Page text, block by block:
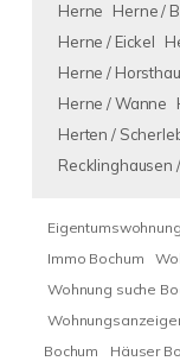
Herne
Herne /
Herne / Eickel
Herne /
Herne / Wanne
Herten /
Recklinghausen
Immo Bochum
Wohnung suche
Bochum
Häuser